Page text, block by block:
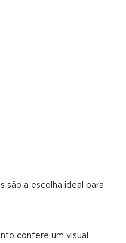
são a escolha ideal para
confere um visual